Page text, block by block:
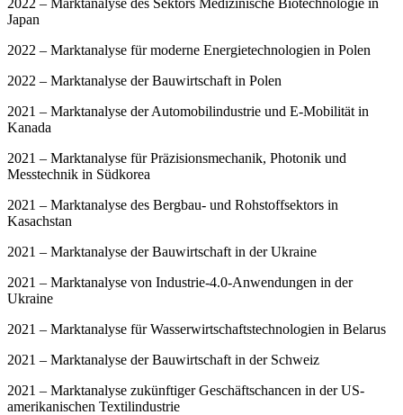
2022 – Marktanalyse des Sektors Medizinische Biotechnologie in
Japan
2022 – Marktanalyse für moderne Energietechnologien in Polen
2022 – Marktanalyse der Bauwirtschaft in Polen
2021 – Marktanalyse der Automobilindustrie und E-Mobilität in
Kanada
2021 – Marktanalyse für Präzisionsmechanik, Photonik und
Messtechnik in Südkorea
2021 – Marktanalyse des Bergbau- und Rohstoffsektors in
Kasachstan
2021 – Marktanalyse der Bauwirtschaft in der Ukraine
2021 – Marktanalyse von Industrie-4.0-Anwendungen in der
Ukraine
2021 – Marktanalyse für Wasserwirtschaftstechnologien in Belarus
2021 – Marktanalyse der Bauwirtschaft in der Schweiz
2021 – Marktanalyse zukünftiger Geschäftschancen in der US-
amerikanischen Textilindustrie